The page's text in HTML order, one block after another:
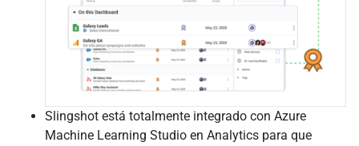
Slingshot está totalmente integrado con Azure
Machine Learning Studio en Analytics para que